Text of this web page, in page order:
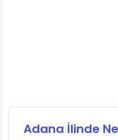
Adana İlinde